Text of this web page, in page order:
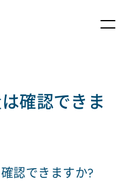
確認できま
認できますか?